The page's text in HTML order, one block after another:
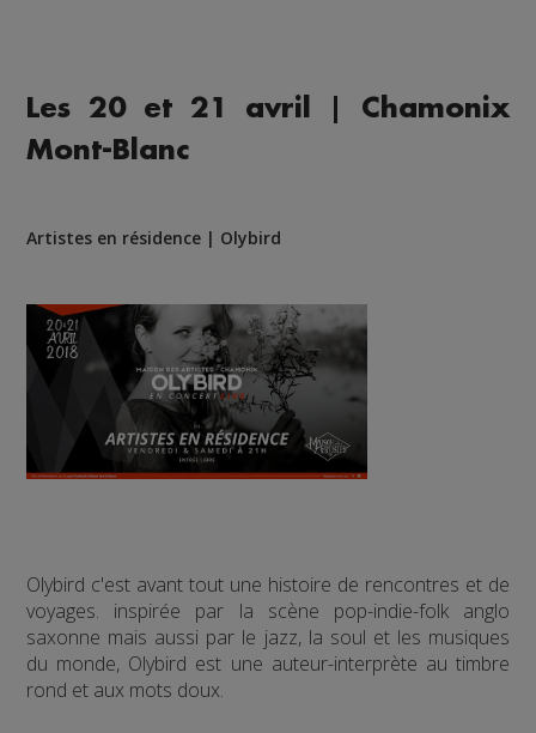
Les 20 et 21 avril | Chamonix
Mont-Blanc
Artistes en résidence | Olybird
Olybird c'est avant tout une histoire de rencontres et de
voyages. inspirée par la scène pop-indie-folk anglo
saxonne mais aussi par le jazz, la soul et les musiques
du monde, Olybird est une auteur-interprète au timbre
rond et aux mots doux.